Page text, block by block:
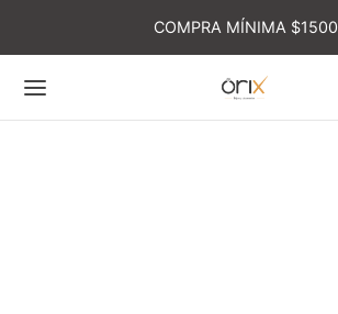
COMPRA MÍNIMA $1500